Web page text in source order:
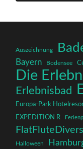
Auszeichnung
Bayern Bodensee
Die
Erlebnisbad
Europa-Park
EXPEDITION R
FlatFluteDivers
Halloween